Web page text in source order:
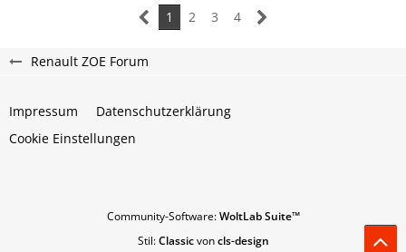
1 2 3 4
Renault ZOE Forum
Impressum
Datenschutzerklärung
Cookie Einstellungen
Community-Software:WoltLab Suite™
Stil:Classicvoncls-design